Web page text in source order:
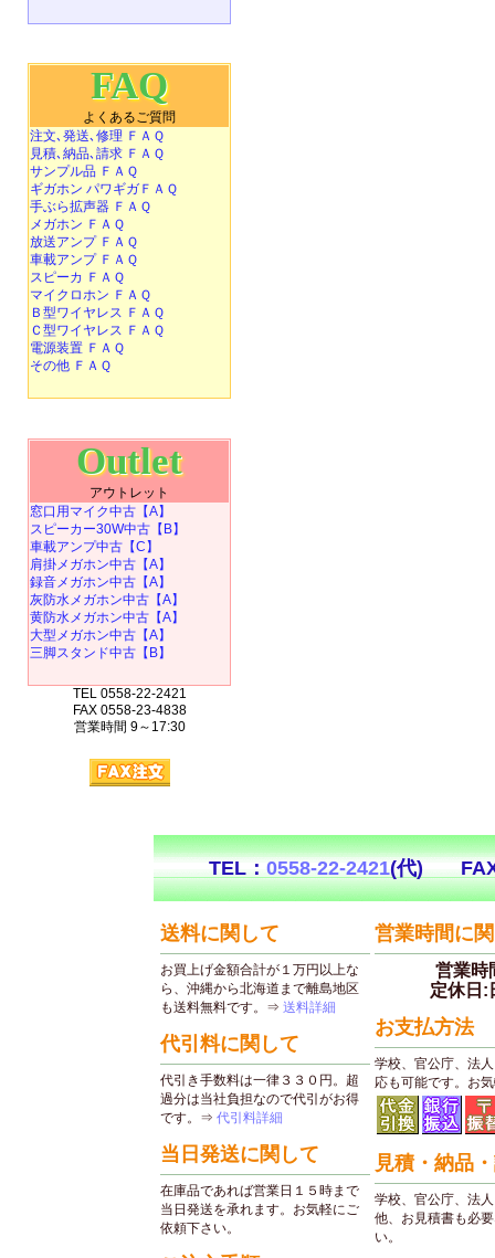
FAQ
よくあるご質問
注文､発送､修理 ＦＡＱ
見積､納品､請求 ＦＡＱ
サンプル品 ＦＡＱ
ギガホン パワギガＦＡＱ
手ぶら拡声器 ＦＡＱ
メガホン ＦＡＱ
放送アンプ ＦＡＱ
車載アンプ ＦＡＱ
スピーカ ＦＡＱ
マイクロホン ＦＡＱ
Ｂ型ワイヤレス ＦＡＱ
Ｃ型ワイヤレス ＦＡＱ
電源装置 ＦＡＱ
その他 ＦＡＱ
Outlet
アウトレット
窓口用マイク中古【A】
スピーカー30W中古【B】
車載アンプ中古【C】
肩掛メガホン中古【A】
録音メガホン中古【A】
灰防水メガホン中古【A】
黄防水メガホン中古【A】
大型メガホン中古【A】
三脚スタンド中古【B】
TEL 0558-22-2421
FAX 0558-23-4838
営業時間 9～17:30